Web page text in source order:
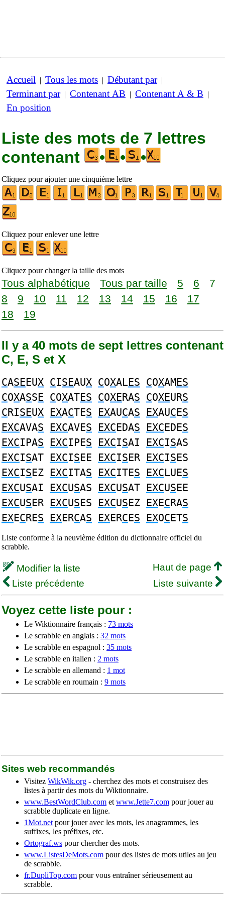
Accueil | Tous les mots | Débutant par|
Terminant par| Contenant AB | Contenant A & B |
En position
Liste des mots de 7 lettres
contenant
• • •
Cliquez pour ajouter une cinquième lettre
Cliquez pour enlever une lettre
Cliquez pour changer la taille des mots
Tous alphabétique Tous par taille 5 6
7
8
9 10 11 12 13 14 15 16
17
18
19
Il y a 40 mots de sept lettres contenant
C, E, S et X
CASEEUX CISEAUX COXALES COXAMES
COXASSE COXATES COXERAS COXEURS
CRISEUX EXACTES EXAUCAS EXAUCES
EXCAVAS EXCAVES EXCEDAS EXCEDES
EXCIPAS EXCIPES EXCISAI EXCISAS
EXCISAT EXCISEE EXCISER EXCISES
EXCISEZ EXCITAS EXCITES EXCLUES
EXCUSAI EXCUSAS EXCUSAT EXCUSEE
EXCUSER EXCUSES EXCUSEZ EXECRAS
EXECRES EXERCAS EXERCES EXOCETS
Liste conforme à la neuvième édition du dictionnaire officiel du
scrabble.
Modifier la liste
Haut de page
Liste précédente
Liste suivante
Voyez cette liste pour :
Le Wiktionnaire français : 73 mots
Le scrabble en anglais : 32 mots
Le scrabble en espagnol : 35 mots
Le scrabble en italien : 2 mots
Le scrabble en allemand : 1 mot
Le scrabble en roumain : 9 mots
Sites web recommandés
Visitez WikWik.org - cherchez des mots et construisez des
listes à partir des mots du Wiktionnaire.
www.BestWordClub.com et www.Jette7.com pour jouer au
scrabble duplicate en ligne.
1Mot.net pour jouer avec les mots, les anagrammes, les
suffixes, les préfixes, etc.
Ortograf.ws pour chercher des mots.
www.ListesDeMots.com pour des listes de mots utiles au jeu
de scrabble.
fr.DupliTop.com pour vous entraîner sérieusement au
scrabble.